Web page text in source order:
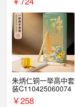
装饰品
朱炳仁铜一举高中套
装C110425060074
￥258